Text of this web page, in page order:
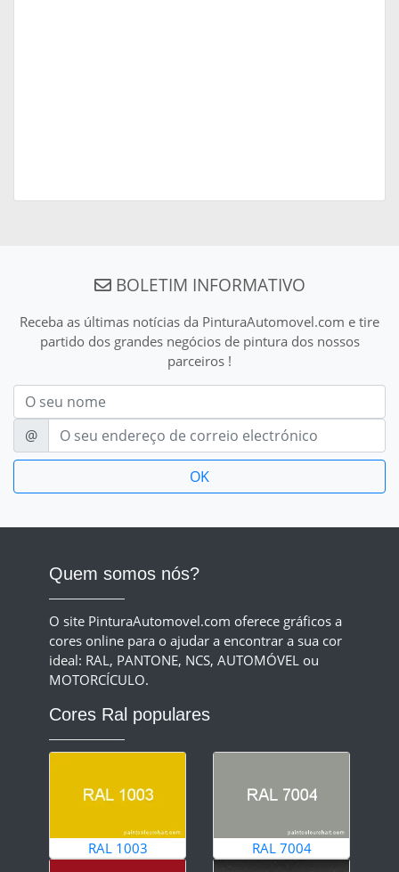
BOLETIM INFORMATIVO
Receba as últimas notícias da PinturaAutomovel.com e tire
partido dos grandes negócios de pintura dos nossos
parceiros !
Nom
E-mail
@
Quem somos nós?
O site PinturaAutomovel.com oferece gráficos a
cores online para o ajudar a encontrar a sua cor
ideal: RAL, PANTONE, NCS, AUTOMÓVEL ou
MOTORCÍCULO.
Cores Ral populares
RAL 1003 RAL 7004